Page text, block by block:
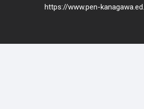
https://www.pen-